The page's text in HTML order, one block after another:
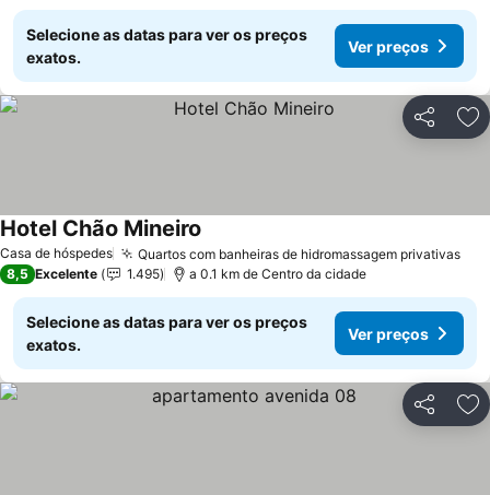
Selecione as datas para ver os preços
exatos.
Ver preços
Partilhar
Casa de hóspedes Quartos com banheiras de hidromassagem privativas
Hotel Chão Mineiro
8,5 Excelente 1.495 a 0.1 km de Centro da cidade
Selecione as datas para ver os preços
exatos.
Ver preços
Partilhar